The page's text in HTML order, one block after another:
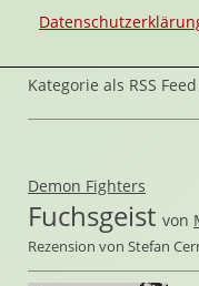
Kategorie als RSS
Demon Fighters
Fuchsgeist von
Rezension von Stefan